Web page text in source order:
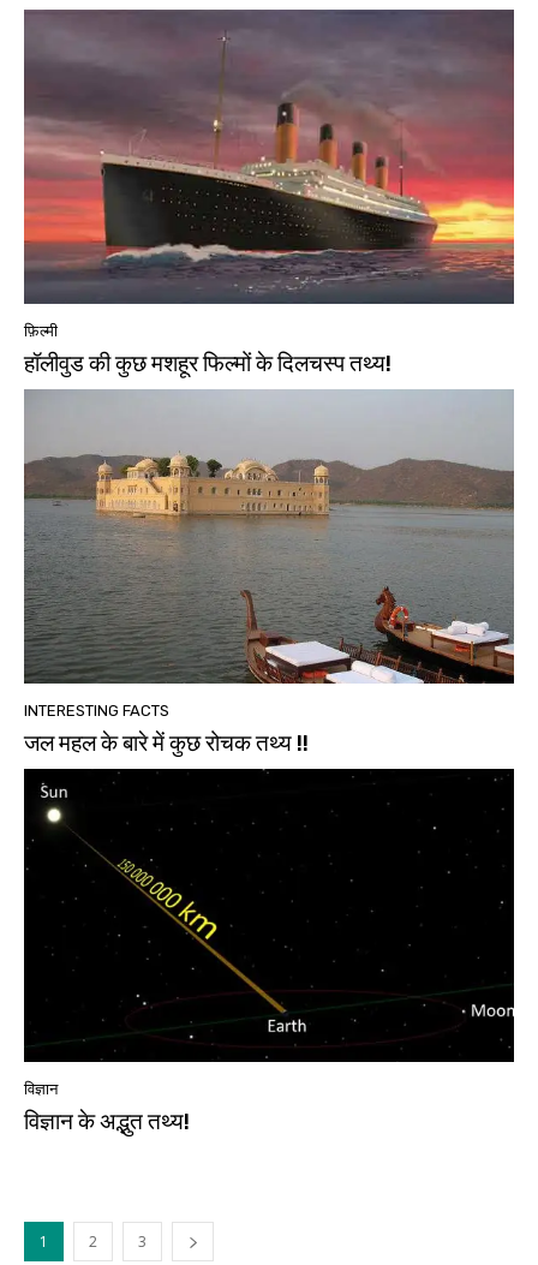
फ़िल्मी
हॉलीवुड की कुछ मशहूर फिल्मों के दिलचस्प तथ्य!
INTERESTING FACTS
जल महल के बारे में कुछ रोचक तथ्य !!
विज्ञान
विज्ञान के अद्भुत तथ्य!
1 2 3